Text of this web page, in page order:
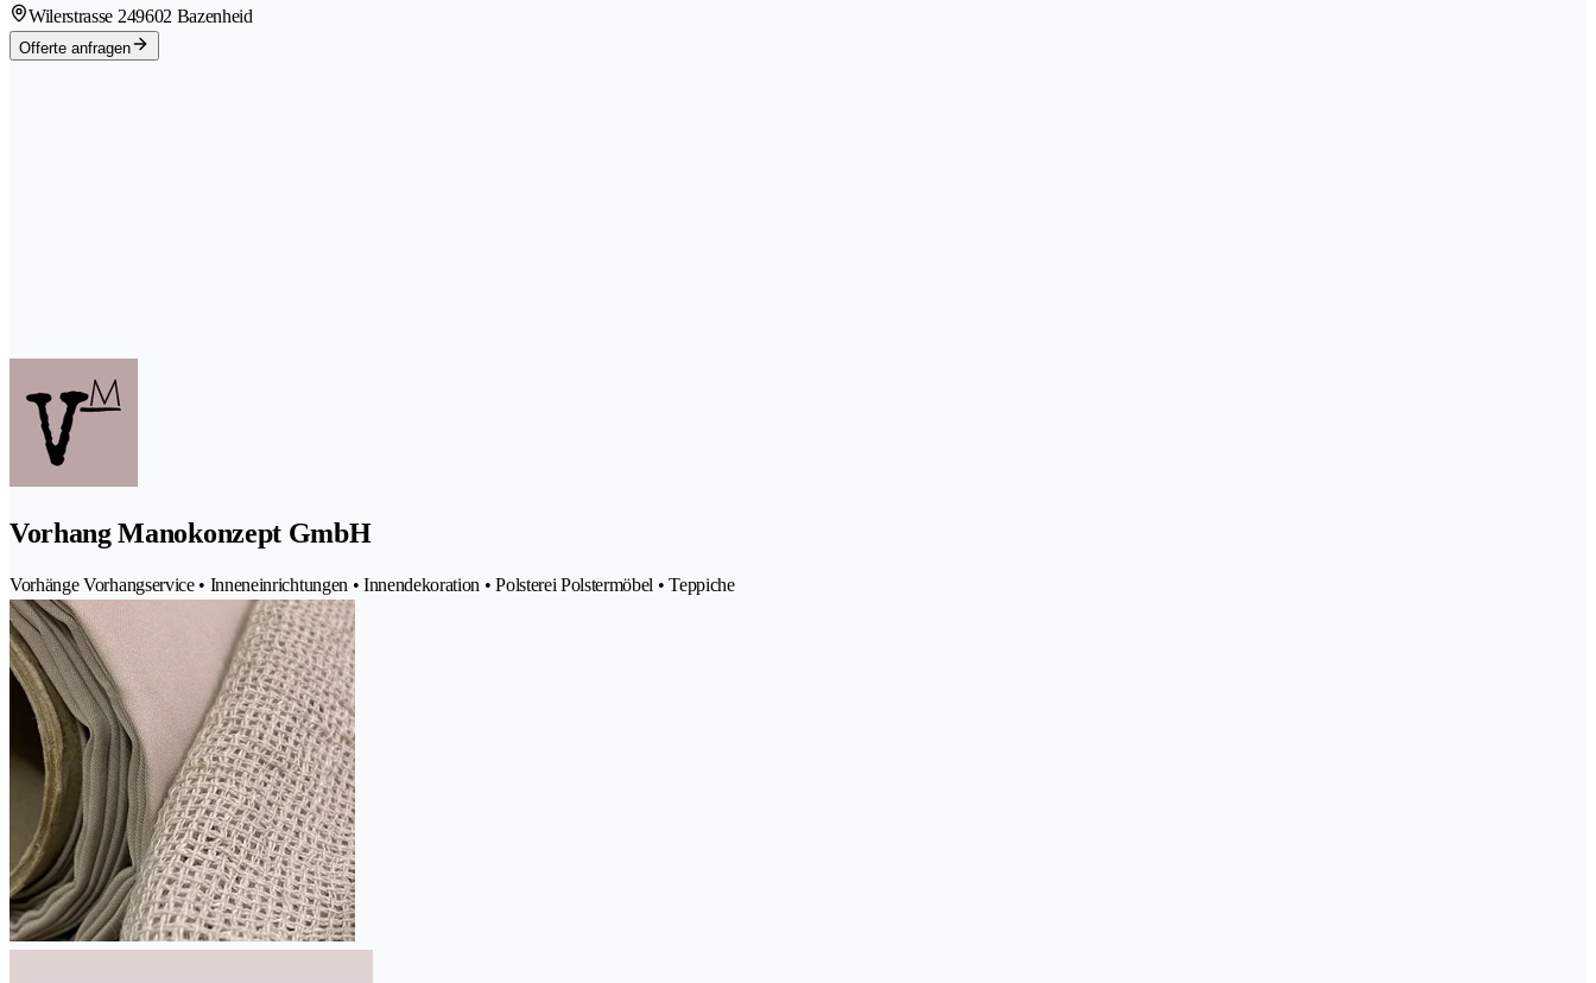
Wilerstrasse 249602 Bazenheid
Offerte anfragen
Vorhang Manokonzept GmbH
Vorhänge Vorhangservice • Inneneinrichtungen • Innendekoration • Polsterei Polstermöbel • Teppiche